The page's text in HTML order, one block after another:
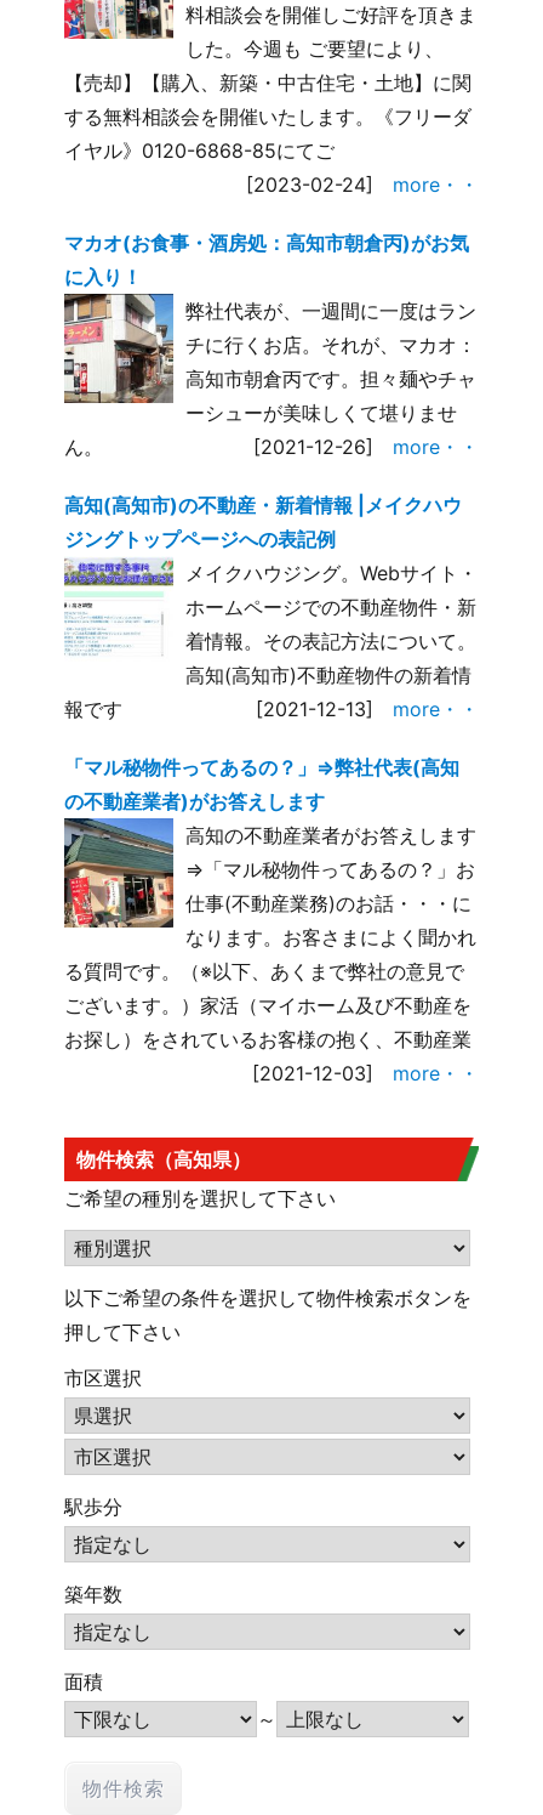
料相談会を開催しご好評を頂きま
した。今週も ご要望により、
【売却】【購入、新築・中古住宅・土地】に関
する無料相談会を開催いたします。《フリーダ
イヤル》0120-6868-85にてご
[2023-02-24] more・・
マカオ(お食事・酒房処：高知市朝倉丙)がお気
に入り！
弊社代表が、一週間に一度はラン
チに行くお店。それが、マカオ：
高知市朝倉丙です。担々麺やチャ
ーシューが美味しくて堪りませ
ん。
[2021-12-26] more・・
高知(高知市)の不動産・新着情報 |メイクハウ
ジングトップページへの表記例
メイクハウジング。Webサイト・
ホームページでの不動産物件・新
着情報。その表記方法について。
高知(高知市)不動産物件の新着情
報です
[2021-12-13] more・・
「マル秘物件ってあるの？」⇒弊社代表(高知
の不動産業者)がお答えします
高知の不動産業者がお答えします
⇒「マル秘物件ってあるの？」お
仕事(不動産業務)のお話・・・に
なります。お客さまによく聞かれ
る質問です。（※以下、あくまで弊社の意見で
ございます。）家活（マイホーム及び不動産を
お探し）をされているお客様の抱く、不動産業
[2021-12-03] more・・
物件検索（高知県）
ご希望の種別を選択して下さい
以下ご希望の条件を選択して物件検索ボタンを
押して下さい
市区選択
駅歩分
築年数
面積
～